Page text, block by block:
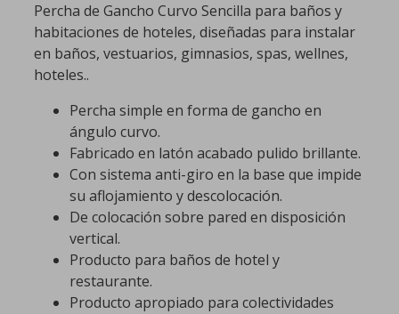
Percha de Gancho Curvo Sencilla para baños y
habitaciones de hoteles, diseñadas para instalar
en baños, vestuarios, gimnasios, spas, wellnes,
hoteles..
Percha simple en forma de gancho en
ángulo curvo.
Fabricado en latón acabado pulido brillante.
Con sistema anti-giro en la base que impide
su aflojamiento y descolocación.
De colocación sobre pared en disposición
vertical.
Producto para baños de hotel y
restaurante.
Producto apropiado para colectividades